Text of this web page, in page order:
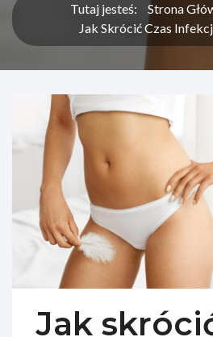
Tutaj jesteś: Strona
Jak Skrócić Czas
Jak